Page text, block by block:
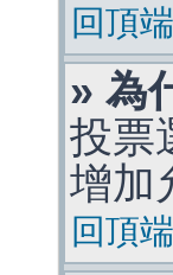
回頂端
» 為
投票
增加
回頂端